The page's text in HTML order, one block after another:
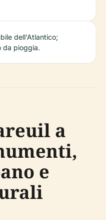
dell'Atlantico;
da pioggia.
a
e